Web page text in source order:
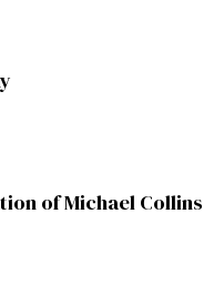
of Michael Collins